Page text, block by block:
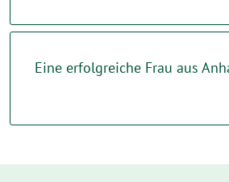
Eine erfolgreiche Frau aus